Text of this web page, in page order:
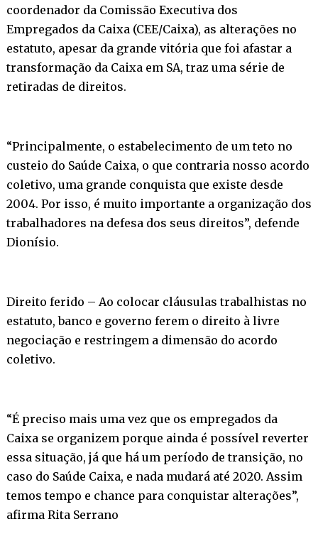
coordenador da Comissão Executiva dos
Empregados da Caixa (CEE/Caixa), as alterações no
estatuto, apesar da grande vitória que foi afastar a
transformação da Caixa em SA, traz uma série de
retiradas de direitos.
“Principalmente, o estabelecimento de um teto no
custeio do Saúde Caixa, o que contraria nosso acordo
coletivo, uma grande conquista que existe desde
2004. Por isso, é muito importante a organização dos
trabalhadores na defesa dos seus direitos”, defende
Dionísio.
Direito ferido – Ao colocar cláusulas trabalhistas no
estatuto, banco e governo ferem o direito à livre
negociação e restringem a dimensão do acordo
coletivo.
“É preciso mais uma vez que os empregados da
Caixa se organizem porque ainda é possível reverter
essa situação, já que há um período de transição, no
caso do Saúde Caixa, e nada mudará até 2020. Assim
temos tempo e chance para conquistar alterações”,
afirma Rita Serrano